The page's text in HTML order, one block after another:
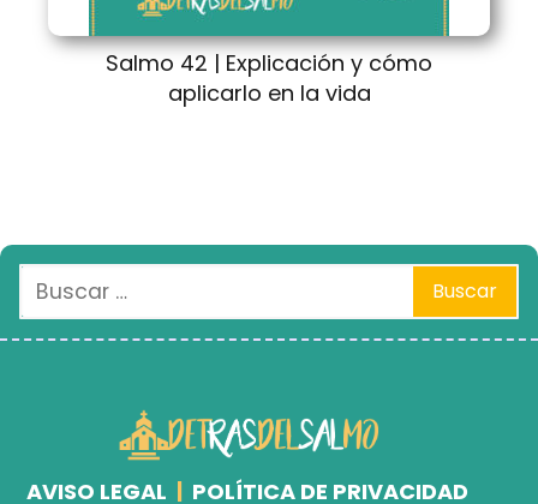
Salmo 42 | Explicación y cómo
aplicarlo en la vida
AVISO LEGAL | POLÍTICA DE PRIVACIDAD